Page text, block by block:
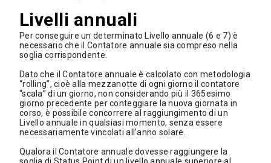
Livelli annuali
Per conseguire un determinato Livello annuale (6 e 7) è
necessario che il Contatore annuale sia compreso nella
soglia corrispondente.
Dato che il Contatore annuale è calcolato con metodologia
“rolling”, cioè alla mezzanotte di ogni giorno il contatore
“scala” di un giorno, non considerando più il 365esimo
giorno precedente per conteggiare la nuova giornata in
corso, è possibile concorrere al raggiungimento di un
Livello annuale in qualsiasi momento, senza essere
necessariamente vincolati all’anno solare.
Qualora il Contatore annuale dovesse raggiungere la